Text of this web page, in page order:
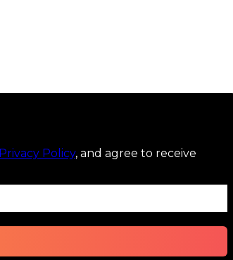
Privacy Policy, and agree to receive